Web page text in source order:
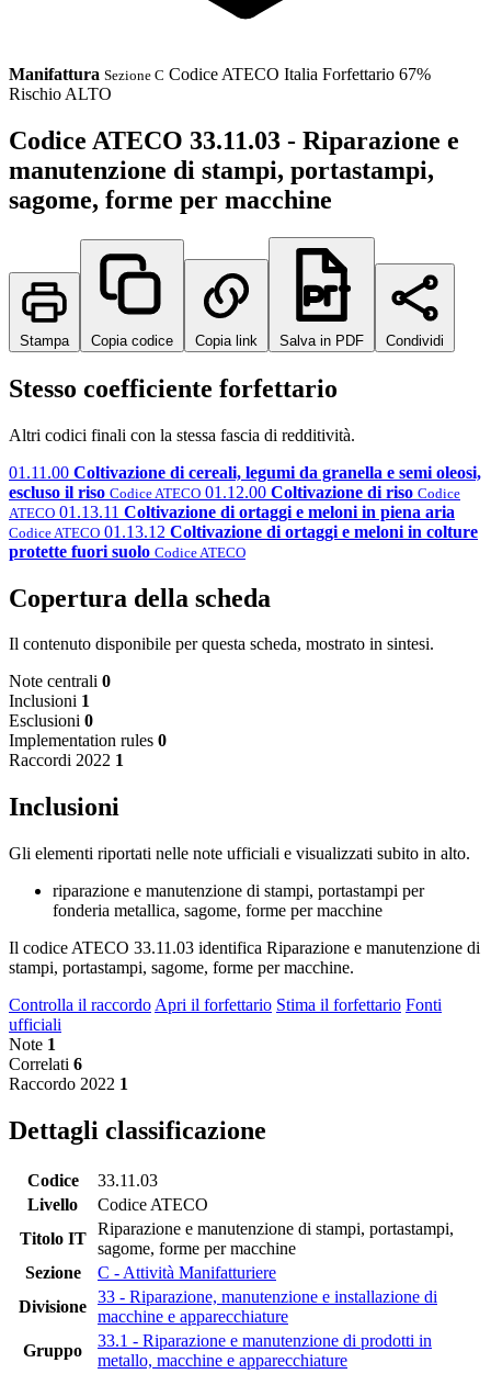
Manifattura Sezione C Codice ATECO Italia Forfettario 67%
Rischio ALTO
Codice ATECO 33.11.03 - Riparazione e
manutenzione di stampi, portastampi,
sagome, forme per macchine
Stampa Copia codice Copia link Salva in PDF Condividi
Stesso coefficiente forfettario
Altri codici finali con la stessa fascia di redditività.
01.11.00 Coltivazione di cereali, legumi da granella e semi oleosi,
escluso il riso Codice ATECO 01.12.00 Coltivazione di riso Codice
ATECO 01.13.11 Coltivazione di ortaggi e meloni in piena aria
Codice ATECO 01.13.12 Coltivazione di ortaggi e meloni in colture
protette fuori suolo Codice ATECO
Copertura della scheda
Il contenuto disponibile per questa scheda, mostrato in sintesi.
Note centrali 0
Inclusioni 1
Esclusioni 0
Implementation rules 0
Raccordi 2022 1
Inclusioni
Gli elementi riportati nelle note ufficiali e visualizzati subito in alto.
riparazione e manutenzione di stampi, portastampi per
fonderia metallica, sagome, forme per macchine
Il codice ATECO 33.11.03 identifica Riparazione e manutenzione di
stampi, portastampi, sagome, forme per macchine.
Controlla il raccordo Apri il forfettario Stima il forfettario Fonti
ufficiali
Note 1
Correlati 6
Raccordo 2022 1
Dettagli classificazione
Codice
33.11.03
Livello
Codice ATECO
Titolo IT
Riparazione e manutenzione di stampi, portastampi,
sagome, forme per macchine
Sezione
C - Attività Manifatturiere
Divisione
33 - Riparazione, manutenzione e installazione di
macchine e apparecchiature
Gruppo
33.1 - Riparazione e manutenzione di prodotti in
metallo, macchine e apparecchiature